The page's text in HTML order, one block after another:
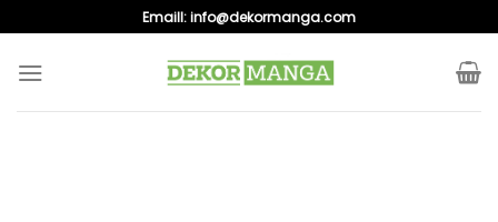
to
content
Emaill:info@dekormanga.com